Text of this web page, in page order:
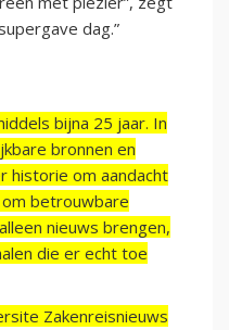
dag.”
bijna 25 jaar. In
bronnen en
historie om aandacht
betrouwbare
nieuws brengen,
die er echt toe
Zakenreisnieuws